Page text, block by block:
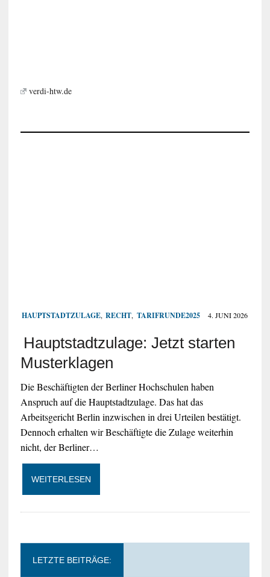
verdi-htw.de
HAUPTSTADTZULAGE, RECHT, TARIFRUNDE2025 4. JUNI 2026
Hauptstadtzulage: Jetzt starten
Musterklagen
Die Beschäftigten der Berliner Hochschulen haben
Anspruch auf die Hauptstadtzulage. Das hat das
Arbeitsgericht Berlin inzwischen in drei Urteilen bestätigt.
Dennoch erhalten wir Beschäftigte die Zulage weiterhin
nicht, der Berliner…
WEITERLESEN
LETZTE BEITRÄGE: